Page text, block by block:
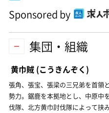
Sponsored by
集団・組織
黄巾賊 (こうきんぞく)
張角、張宝、張梁の三兄弟を首領
勢力。鋸鹿を本拠地とし、中原中
伐隊、北方黄巾討伐隊によって挟